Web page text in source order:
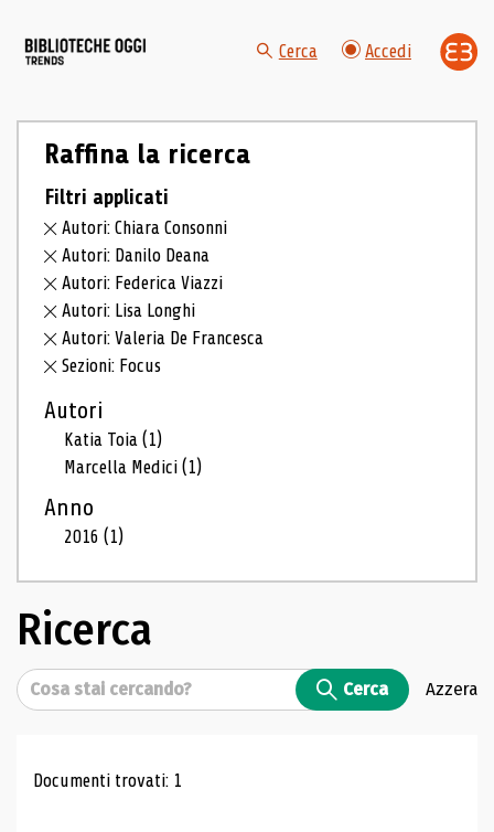
Cerca Accedi
Raffina la ricerca
Filtri applicati
Autori: Chiara Consonni
Autori: Danilo Deana
Autori: Federica Viazzi
Autori: Lisa Longhi
Autori: Valeria De Francesca
Sezioni: Focus
Autori
Katia Toia(1)
Marcella Medici(1)
Anno
2016(1)
Ricerca
Cerca Cerca Azzera
Risultati di ricerca
Documenti trovati: 1